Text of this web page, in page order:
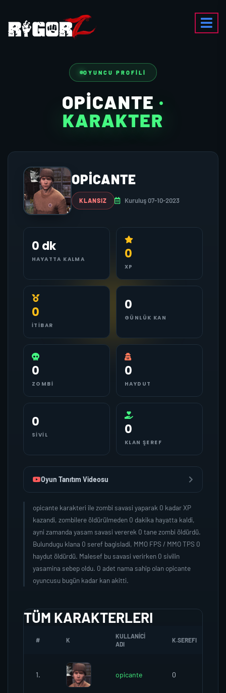
OYUNCU PROFILI
OPICANTE ·
KARAKTER
OPICANTE
KLANSIZ Kuruluş 07-10-2023
0 dk
HAYATTA KALMA 0
XP
0
İTIBAR
0
GÜNLÜK KAN
0
ZOMBI
0
HAYDUT
0
SIVIL 0
KLAN ŞEREF
Oyun Tanıtım Videosu
opicante karakteri ile zombi savasi yaparak 0 kadar XP
kazandi, zombilere öldürülmeden 0 dakika hayatta kaldi,
ayni zamanda yasam savasi vererek 0 tane zombi öldürdü.
Bulundugu klana 0 seref bagisladi, MMO FPS / MMO TPS 0
haydut öldürdü. Malesef bu savasi verirken 0 sivilin
yasamina sebep oldu. 0 adet nama sahip olan opicante
oyuncusu bugün kadar kan akitti.
TÜM KARAKTERLERI
# K
KULLANICI
ADI
K.SEREFI
1. opicante 0